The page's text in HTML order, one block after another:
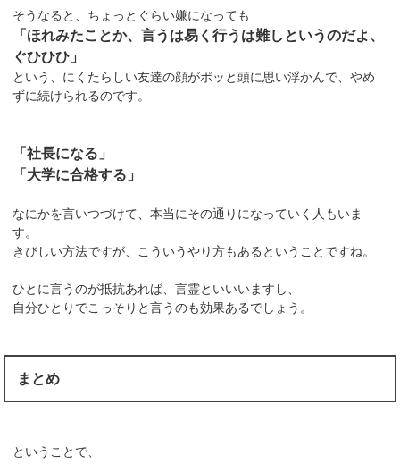
そうなると、ちょっとぐらい嫌になっても
「ほれみたことか、言うは易く行うは難しというのだよ、
ぐひひひ」
という、にくたらしい友達の顔がポッと頭に思い浮かんで、やめ
ずに続けられるのです。
「社長になる」
「大学に合格する」
なにかを言いつづけて、本当にその通りになっていく人もいま
す。
きびしい方法ですが、こういうやり方もあるということですね。
ひとに言うのが抵抗あれば、言霊といいいますし、
自分ひとりでこっそりと言うのも効果あるでしょう。
まとめ
ということで、